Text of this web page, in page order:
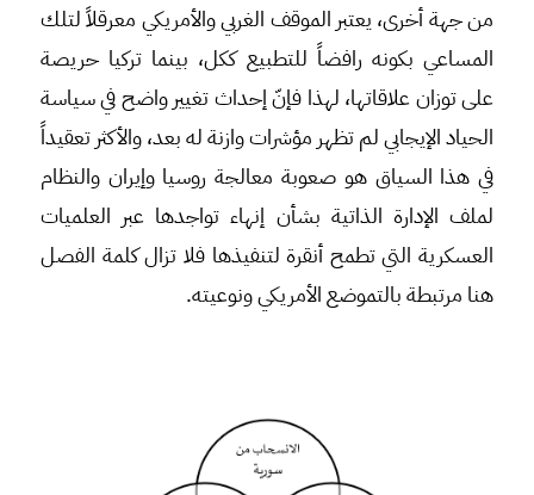
من جهة أخرى، يعتبر الموقف الغربي والأمريكي معرقلاً لتلك
المساعي بكونه رافضاً للتطبيع ككل، بينما تركيا حريصة
على توزان علاقاتها، لهذا فإنّ إحداث تغيير واضح في سياسة
الحياد الإيجابي لم تظهر مؤشرات وازنة له بعد، والأكثر تعقيداً
في هذا السياق هو صعوبة معالجة روسيا وإيران والنظام
لملف الإدارة الذاتية بشأن إنهاء تواجدها عبر العلميات
العسكرية التي تطمح أنقرة لتنفيذها فلا تزال كلمة الفصل
هنا مرتبطة بالتموضع الأمريكي ونوعيته.